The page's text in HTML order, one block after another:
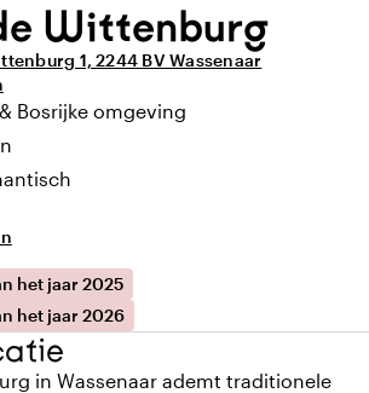
Wittenburg
1, 2244 BV Wassenaar
van 9,9 uit 10
26
Bosrijke omgeving
het jaar 2025
het jaar 2026
in Wassenaar ademt traditionele